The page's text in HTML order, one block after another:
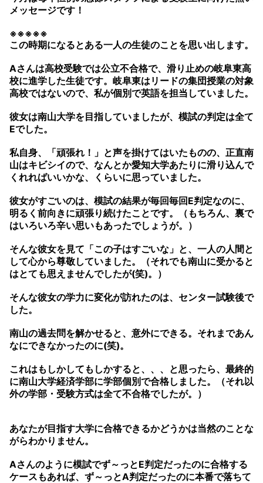
メッセージです！
※※※※※
この時期になるとある一人の生徒のことを思い出します。
Aさんは高校受験では公立不合格で、滑り止めの岐阜東高
校に進学した生徒です。岐阜東はリードの集団授業の対象
高校ではないので、私が個別で英語を担当していました。
彼女は南山大学を目指していましたが、模試の判定は全て
Eでした。
私自身、「頑張れ！」と声を掛けてはいたものの、正直南
山はキビシイので、なんとか愛知大学あたりに滑り込んで
くれればいいかな、くらいに思っていました。
彼女がすごいのは、模試の結果が毎回毎回E判定なのに、
明るく前向きに頑張り続けたことです。（もちろん、裏で
はいろいろ辛い思いもあったでしょうが。）
そんな彼女を見て「この子はすごいな」と、一人の人間と
して心から尊敬していました。（それでも南山に受かると
はとても思えませんでしたが(笑)。）
そんな彼女の学力に変化が訪れたのは、センター試験後で
した。
南山の過去問を解かせると、意外にできる。それまであん
なにできなかったのに(笑)。
これはもしかしてもしかすると、、、と思ったら、最終的
に南山大学経済学部に学部個別で合格しました。（それ以
外の学部・受験方式は全て不合格でしたが。）
あなたが目指す大学に合格できるかどうかは当然のことな
がらわかりません。
Aさんのように模試でず～っとE判定だったのに合格する
ケースもあれば、ず～っとA判定だったのに本番で落ちて